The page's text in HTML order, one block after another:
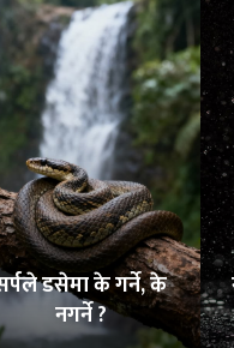
डसेमा के गर्ने, के
नगर्ने ?